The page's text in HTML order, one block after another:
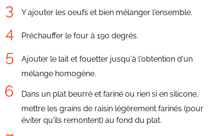
Y ajouter les oeufs et bien mélanger l'ensemble.
Préchauffer le four à 190 degrés.
Ajouter le lait et fouetter jusqu'à l'obtention d'un
mélange homogène.
Dans un plat beurré et fariné ou rien si en silicone,
mettre les grains de raisin légèrement farinés (pour
éviter qu'ils remontent) au fond du plat.